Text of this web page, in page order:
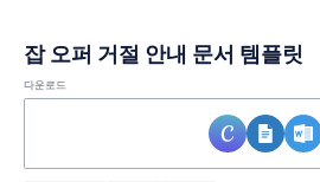
잡 오퍼 거절 안내 문서 템플릿
다운로드